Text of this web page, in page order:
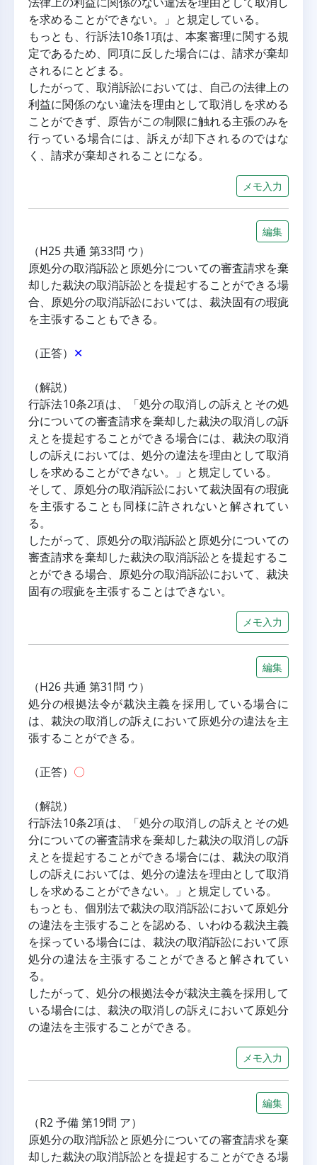
を求めることができない。」と規定している。
もっとも、行訴法10条1項は、本案審理に関する規
定であるため、同項に反した場合には、請求が棄却
されるにとどまる。
したがって、取消訴訟においては、自己の法律上の
利益に関係のない違法を理由として取消しを求める
ことができず、原告がこの制限に触れる主張のみを
行っている場合には、訴えが却下されるのではな
く、請求が棄却されることになる。
メモ入力
編集
（H25 共通 第33問 ウ）
原処分の取消訴訟と原処分についての審査請求を棄
却した裁決の取消訴訟とを提起することができる場
合、原処分の取消訴訟においては、裁決固有の瑕疵
を主張することもできる。
（正答） ✕
（解説）
行訴法10条2項は、「処分の取消しの訴えとその処
分についての審査請求を棄却した裁決の取消しの訴
えとを提起することができる場合には、裁決の取消
しの訴えにおいては、処分の違法を理由として取消
しを求めることができない。」と規定している。
そして、原処分の取消訴訟において裁決固有の瑕疵
を主張することも同様に許されないと解されてい
る。
したがって、原処分の取消訴訟と原処分についての
審査請求を棄却した裁決の取消訴訟とを提起するこ
とができる場合、原処分の取消訴訟において、裁決
固有の瑕疵を主張することはできない。
メモ入力
編集
（H26 共通 第31問 ウ）
処分の根拠法令が裁決主義を採用している場合に
は、裁決の取消しの訴えにおいて原処分の違法を主
張することができる。
（正答） 〇
（解説）
行訴法10条2項は、「処分の取消しの訴えとその処
分についての審査請求を棄却した裁決の取消しの訴
えとを提起することができる場合には、裁決の取消
しの訴えにおいては、処分の違法を理由として取消
しを求めることができない。」と規定している。
もっとも、個別法で裁決の取消訴訟において原処分
の違法を主張することを認める、いわゆる裁決主義
を採っている場合には、裁決の取消訴訟において原
処分の違法を主張することができると解されてい
る。
したがって、処分の根拠法令が裁決主義を採用して
いる場合には、裁決の取消しの訴えにおいて原処分
の違法を主張することができる。
メモ入力
編集
（R2 予備 第19問 ア）
原処分の取消訴訟と原処分についての審査請求を棄
却した裁決の取消訴訟とを提起することができる場